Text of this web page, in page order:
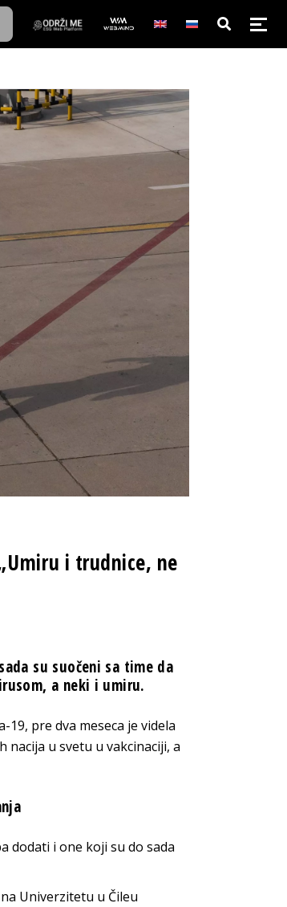
i trudnice, ne
su suočeni sa time da
a neki i umiru.
pre dva meseca je videla
nacija u svetu u vakcinaciji, a
dodati i one koji su do sada
Univerzitetu u Čileu